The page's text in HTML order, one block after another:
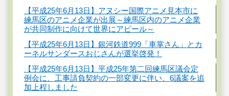
【平成25年6月13日】アヌシー国際アニメ見本市に
練馬区のアニメ企業が出展～練馬区内のアニメ企業
が共同制作に向けて世界にアピール～
【平成25年6月13日】銀河鉄道999「車掌さん」とカ
ーネルサンダースおじさんが選挙啓発！
【平成25年6月13日】平成25年第二回練馬区議会定
例会に、工事請負契約の一部変更に伴い、6議案を追
加上程しました